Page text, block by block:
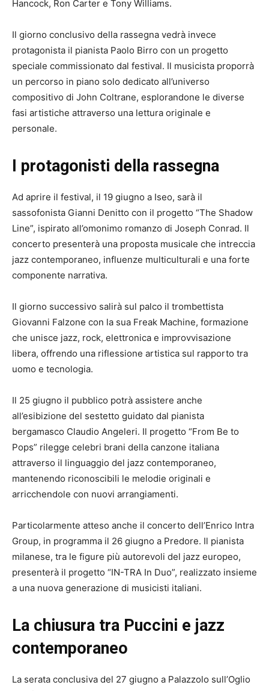
Hancock, Ron Carter e Tony Williams.
Il giorno conclusivo della rassegna vedrà invece
protagonista il pianista Paolo Birro con un progetto
speciale commissionato dal festival. Il musicista proporrà
un percorso in piano solo dedicato all’universo
compositivo di John Coltrane, esplorandone le diverse
fasi artistiche attraverso una lettura originale e
personale.
I protagonisti della rassegna
Ad aprire il festival, il 19 giugno a Iseo, sarà il
sassofonista Gianni Denitto con il progetto “The Shadow
Line”, ispirato all’omonimo romanzo di Joseph Conrad. Il
concerto presenterà una proposta musicale che intreccia
jazz contemporaneo, influenze multiculturali e una forte
componente narrativa.
Il giorno successivo salirà sul palco il trombettista
Giovanni Falzone con la sua Freak Machine, formazione
che unisce jazz, rock, elettronica e improvvisazione
libera, offrendo una riflessione artistica sul rapporto tra
uomo e tecnologia.
Il 25 giugno il pubblico potrà assistere anche
all’esibizione del sestetto guidato dal pianista
bergamasco Claudio Angeleri. Il progetto “From Be to
Pops” rilegge celebri brani della canzone italiana
attraverso il linguaggio del jazz contemporaneo,
mantenendo riconoscibili le melodie originali e
arricchendole con nuovi arrangiamenti.
Particolarmente atteso anche il concerto dell’Enrico Intra
Group, in programma il 26 giugno a Predore. Il pianista
milanese, tra le figure più autorevoli del jazz europeo,
presenterà il progetto “IN-TRA In Duo”, realizzato insieme
a una nuova generazione di musicisti italiani.
La chiusura tra Puccini e jazz
contemporaneo
La serata conclusiva del 27 giugno a Palazzolo sull’Oglio